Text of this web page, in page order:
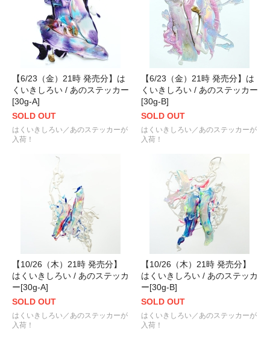
【6/23（金）21時 発売分】は
くいきしろい / あのステッカー
[30g-A]
SOLD OUT
はくいきしろい／あのステッカーが
入荷！
【6/23（金）21時 発売分】は
くいきしろい / あのステッカー
[30g-B]
SOLD OUT
はくいきしろい／あのステッカーが
入荷！
【10/26（木）21時 発売分】
はくいきしろい / あのステッカ
ー[30g-A]
SOLD OUT
はくいきしろい／あのステッカーが
入荷！
【10/26（木）21時 発売分】
はくいきしろい / あのステッカ
ー[30g-B]
SOLD OUT
はくいきしろい／あのステッカーが
入荷！